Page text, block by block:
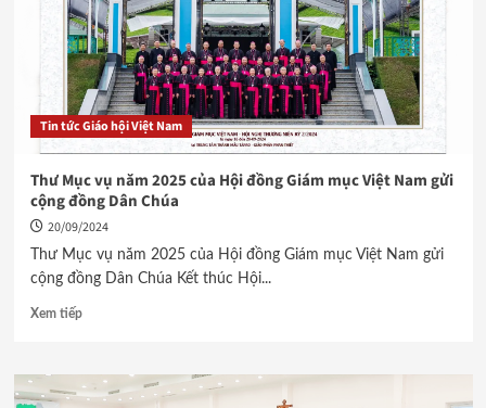
Tin tức Giáo hội Việt Nam
Thư Mục vụ năm 2025 của Hội đồng Giám mục Việt Nam gửi
cộng đồng Dân Chúa
20/09/2024
Thư Mục vụ năm 2025 của Hội đồng Giám mục Việt Nam gửi
cộng đồng Dân Chúa Kết thúc Hội...
Xem tiếp